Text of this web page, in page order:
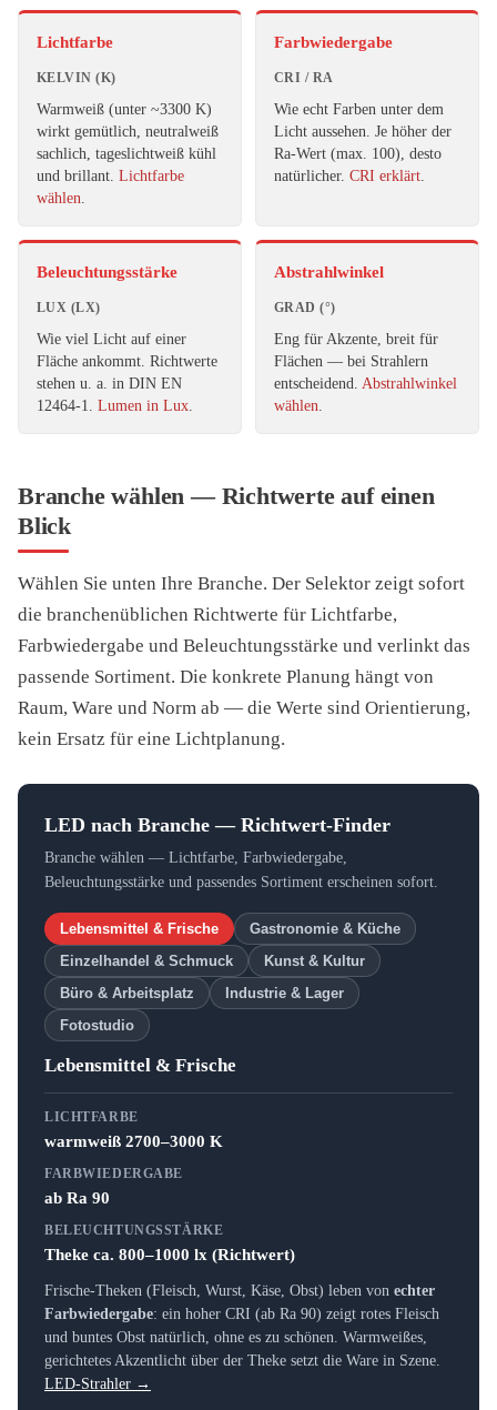
Lichtfarbe
KELVIN (K)
Warmweiß (unter ~3300 K)
wirkt gemütlich, neutralweiß
sachlich, tageslichtweiß kühl
und brillant. Lichtfarbe
wählen.
Farbwiedergabe
CRI / RA
Wie echt Farben unter dem
Licht aussehen. Je höher der
Ra-Wert (max. 100), desto
natürlicher. CRI erklärt.
Beleuchtungsstärke
LUX (LX)
Wie viel Licht auf einer
Fläche ankommt. Richtwerte
stehen u. a. in DIN EN
12464-1. Lumen in Lux.
Abstrahlwinkel
GRAD (°)
Eng für Akzente, breit für
Flächen — bei Strahlern
entscheidend. Abstrahlwinkel
wählen.
Branche wählen — Richtwerte auf einen
Blick
Wählen Sie unten Ihre Branche. Der Selektor zeigt sofort
die branchenüblichen Richtwerte für Lichtfarbe,
Farbwiedergabe und Beleuchtungsstärke und verlinkt das
passende Sortiment. Die konkrete Planung hängt von
Raum, Ware und Norm ab — die Werte sind Orientierung,
kein Ersatz für eine Lichtplanung.
LED nach Branche — Richtwert-Finder
Branche wählen — Lichtfarbe, Farbwiedergabe,
Beleuchtungsstärke und passendes Sortiment erscheinen sofort.
Lebensmittel & Frische
Gastronomie & Küche
Einzelhandel & Schmuck
Kunst & Kultur
Büro & Arbeitsplatz
Industrie & Lager
Fotostudio
Lebensmittel & Frische
LICHTFARBE
warmweiß 2700–3000 K
FARBWIEDERGABE
ab Ra 90
BELEUCHTUNGSSTÄRKE
Theke ca. 800–1000 lx (Richtwert)
Frische-Theken (Fleisch, Wurst, Käse, Obst) leben von echter
Farbwiedergabe: ein hoher CRI (ab Ra 90) zeigt rotes Fleisch
und buntes Obst natürlich, ohne es zu schönen. Warmweißes,
gerichtetes Akzentlicht über der Theke setzt die Ware in Szene.
LED-Strahler →